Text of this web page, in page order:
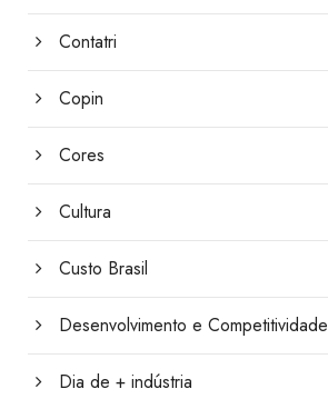
Contatri
Copin
Cores
Cultura
Custo Brasil
Desenvolvimento e Competitividade
Dia de + indústria